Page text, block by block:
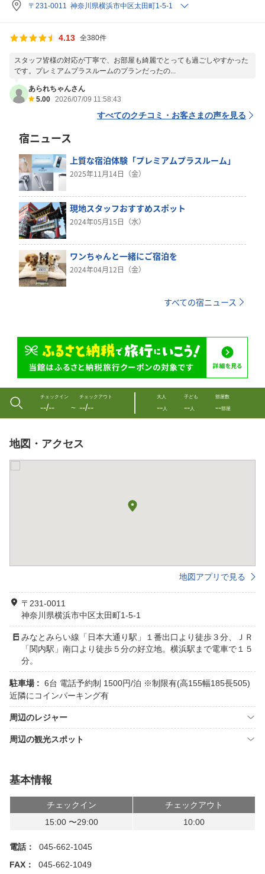
〒231-0011 神奈川県横浜市中区太田町1-5-1
4.13 全380件
スタッフ皆様の対応が丁寧で、お部屋も綺麗でとっても過ごしやすかった
です。プレミアムプラスルームのプランだったの...
あられちゃんさん
5.00 2026/07/09 11:58:43
すべてのクチコミ・お客さまの声を見る
宿ニュース
上質な宿泊体験「プレミアムプラスルーム」
2025年11月14日（金）
現地スタッフおすすめスポット
2024年05月15日（水）
ワンちゃんと一緒にご宿泊を
2024年04月12日（金）
すべての宿ニュース
チェックイン
--/-- 〜
チェックアウト
--/--
大人
--人
子ども
--人
部屋数
--部屋
地図・アクセス
地図アプリで見る
〒231-0011
神奈川県横浜市中区太田町1-5-1
みなとみらい線「日本大通り駅」１番出口より徒歩３分、ＪＲ
「関内駅」南口より徒歩５分の好立地。横浜駅まで電車で１５
分。
駐車場 : 6台 電話予約制 1500円/泊 ※制限有(高155幅185長505)
近隣にコインパーキング有
周辺のレジャー
周辺の観光スポット
基本情報
チェックイン
チェックアウト
15:00 〜29:00
10:00
電話：
045-662-1045
FAX：
045-662-1049